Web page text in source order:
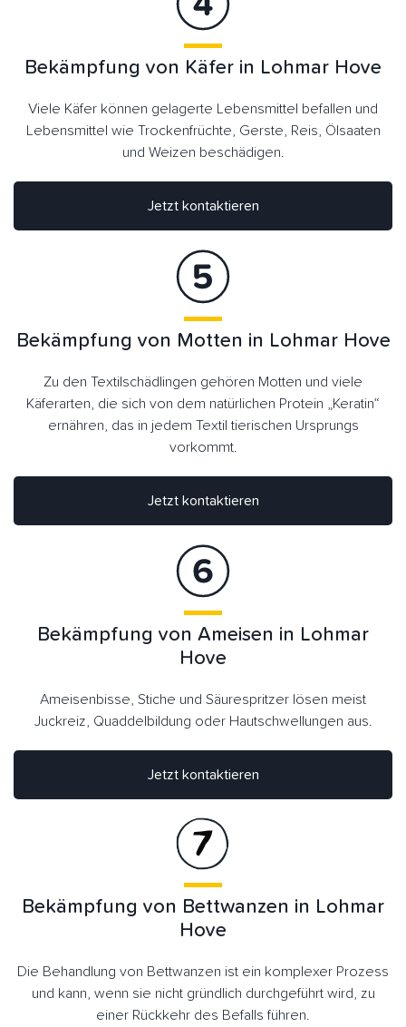
Jetzt kontaktieren
Bekämpfung von Käfer in Lohmar Hove
Viele Käfer können gelagerte Lebensmittel befallen und
Lebensmittel wie Trockenfrüchte, Gerste, Reis, Ölsaaten
und Weizen beschädigen.
Bekämpfung von Motten in Lohmar Hove
Zu den Textilschädlingen gehören Motten und viele
Käferarten, die sich von dem natürlichen Protein „Keratin“
ernähren, das in jedem Textil tierischen Ursprungs
vorkommt.
Jetzt kontaktieren
Jetzt kontaktieren
Bekämpfung von Ameisen in Lohmar
Hove
Ameisenbisse, Stiche und Säurespritzer lösen meist
Juckreiz, Quaddelbildung oder Hautschwellungen aus.
Bekämpfung von Bettwanzen in Lohmar
Hove
Die Behandlung von Bettwanzen ist ein komplexer Prozess
und kann, wenn sie nicht gründlich durchgeführt wird, zu
einer Rückkehr des Befalls führen.